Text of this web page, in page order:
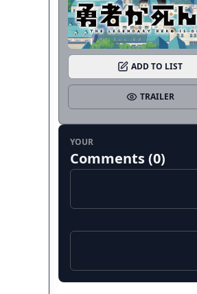
ADD TO LIST
TRAILER
YOUR
Comments (0)